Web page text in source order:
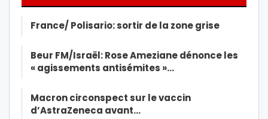
France/ Polisario: sortir de la zone grise
Beur FM/Israël: Rose Ameziane dénonce les
« agissements antisémites »…
Macron circonspect sur le vaccin
d’AstraZeneca avant…